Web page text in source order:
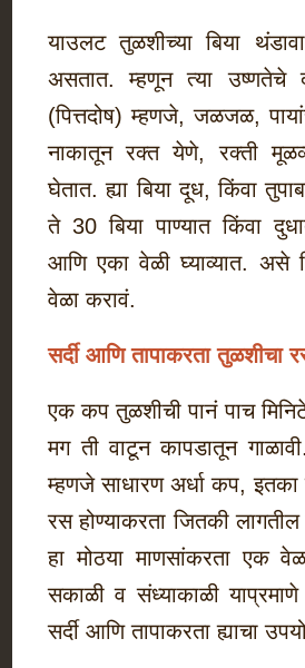
याउलट तुळशीच्या बिया
असतात. म्हणून त्या उष्णतेचे
(पित्तदोष) म्हणजे, जळजळ,
नाकातून रक्त येणे, रक्ती
घेतात. ह्या बिया दूध, किंवा
ते 30 बिया पाण्यात किंवा
आणि एका वेळी घ्याव्यात. असे
वेळा करावं.
सर्दी आणि तापाकरता तुळशीचा
एक कप तुळशीची पानं पाच मिनिटे
मग ती वाटून कापडातून
म्हणजे साधारण अर्धा कप, इतका
रस होण्याकरता जितकी लागतील
हा मोठया माणसांकरता एक
सकाळी व संध्याकाळी याप्रमाणे
सर्दी आणि तापाकरता ह्याचा